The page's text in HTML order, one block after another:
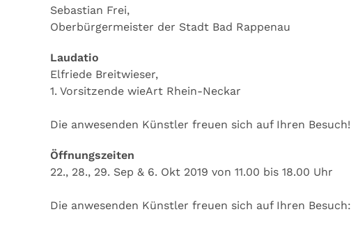
Sebastian Frei,
Oberbürgermeister der Stadt Bad Rappenau
Laudatio
Elfriede Breitwieser,
1. Vorsitzende wieArt Rhein-Neckar
Die anwesenden Künstler freuen sich auf Ihren Besuch!
Öffnungszeiten
22., 28., 29. Sep & 6. Okt 2019 von 11.00 bis 18.00 Uhr
Die anwesenden Künstler freuen sich auf Ihren Besuch: